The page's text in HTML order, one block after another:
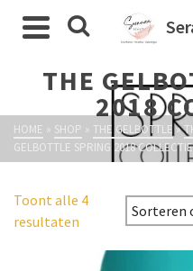
THE
2018
HOME » SHOP » THE GELBOTTLE »
GELBOTTLE SPRING 2018 COLLECTIE
Toont alle 4
resultaten